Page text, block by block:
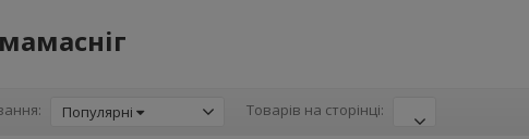
Популярні Товарів на сторінці: